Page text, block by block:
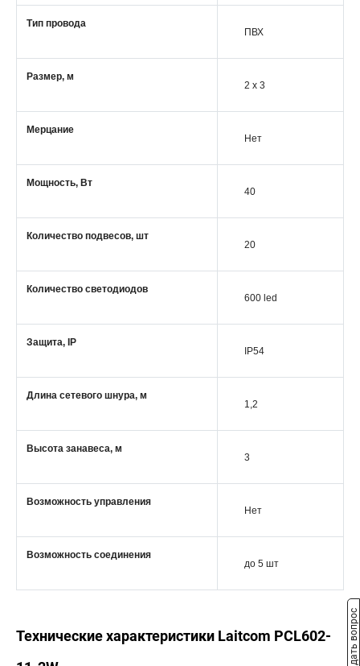
Тип провода
ПВХ
Размер, м
2 x 3
Мерцание
Нет
Мощность, Вт
40
Количество подвесов, шт
20
Количество светодиодов
600 led
Защита, IP
IP54
Длина сетевого шнура, м
1,2
Высота занавеса, м
3
Возможность управления
Нет
Возможность соединения
до 5 шт
Технические характеристики Laitcom PCL602-
Задать вопрос